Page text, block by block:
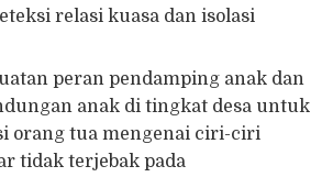
relasi kuasa dan isolasi
peran pendamping anak dan
anak di tingkat desa untuk
orang tua mengenai ciri-ciri
tidak terjebak pada